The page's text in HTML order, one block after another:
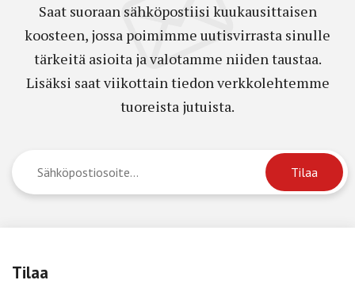
Saat suoraan sähköpostiisi kuukausittaisen
koosteen, jossa poimimme uutisvirrasta sinulle
tärkeitä asioita ja valotamme niiden taustaa.
Lisäksi saat viikottain tiedon verkkolehtemme
tuoreista jutuista.
Tilaa